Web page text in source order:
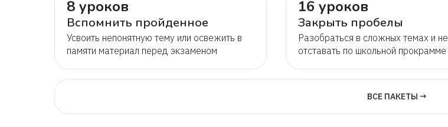
8 уроков
Вспомнить пройденное
Усвоить непонятную тему или освежить в
памяти материал перед экзаменом
16 уроков
Закрыть пробелы
Разобраться в сложных темах и не
отставать по школьной прокрамме
ВСЕ ПАКЕТЫ →